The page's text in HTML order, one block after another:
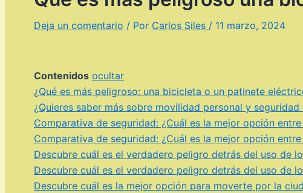
Deja un comentario / Por Carlos Siles / 11 marzo, 2024
Contenidos ocultar
¿Qué es más peligroso: una bicicleta o un patinete
¿Quieres saber más sobre movilidad personal y seguridad
Comparativa de seguridad: ¿Cuál es la mejor opción
Comparativa de seguridad: ¿Cuál es la mejor opción
Descubre cuál es el verdadero peligro detrás del uso de
Descubre cuál es el verdadero peligro detrás del uso de
Descubre cuál es la mejor opción para moverte por la